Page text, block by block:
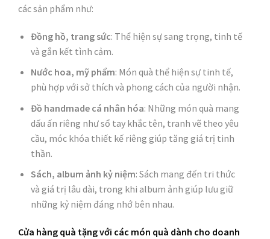
các sản phẩm như:
Đồng hồ, trang sức: Thể hiện sự sang trọng, tinh tế
và gắn kết tình cảm.
Nước hoa, mỹ phẩm: Món quà thể hiện sự tinh tế,
phù hợp với sở thích và phong cách của người nhận.
Đồ handmade cá nhân hóa: Những món quà mang
dấu ấn riêng như sổ tay khắc tên, tranh vẽ theo yêu
cầu, móc khóa thiết kế riêng giúp tăng giá trị tinh
thần.
Sách, album ảnh kỷ niệm: Sách mang đến tri thức
và giá trị lâu dài, trong khi album ảnh giúp lưu giữ
những kỷ niệm đáng nhớ bên nhau.
Cửa hàng quà tặng với các món quà dành cho doanh